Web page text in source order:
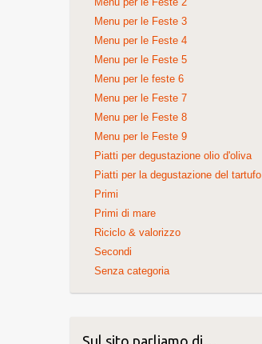
Menu per le Feste 3
Menu per le Feste 4
Menu per le Feste 5
Menu per le feste 6
Menu per le Feste 7
Menu per le Feste 8
Menu per le Feste 9
Piatti per degustazione olio d'oliva
Piatti per la degustazione del tartufo
Primi
Primi di mare
Riciclo & valorizzo
Secondi
Senza categoria
Sul sito parliamo di…